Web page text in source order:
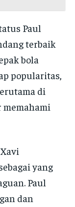
Paul
terbaik
bola
popularitas,
di
memahami
yang
Paul
dan